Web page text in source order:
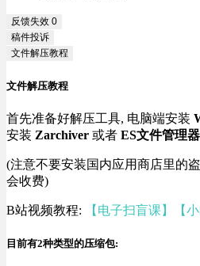
反馈失效 0
稿件投诉
文件解压教程
文件解压教程
首先准备好解压工具, 电脑端安装
安装 Zarchiver 或者 ES文件管理器
(注意不要安装国内应用商店里的
会收费)
B站视频教程: 【电子扫盲课】【
目前有2种类型的压缩包: